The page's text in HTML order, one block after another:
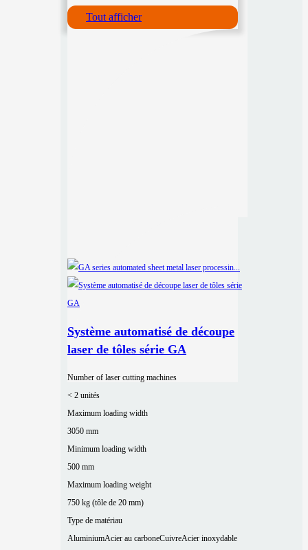
Tout afficher
Système automatisé de découpe
laser de tôles série GA
Number of laser cutting machines
< 2 unités
Maximum loading width
3050 mm
Minimum loading width
500 mm
Maximum loading weight
750 kg (tôle de 20 mm)
Type de matériau
AluminiumAcier au carboneCuivreAcier inoxydable